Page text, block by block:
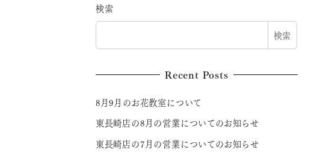
検索
検索
Recent Posts
8月9月のお花教室について
東長崎店の8月の営業についてのお知らせ
東長崎店の7月の営業についてのお知らせ